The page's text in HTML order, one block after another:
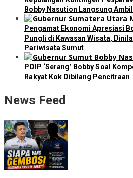
Bobby Nasution Langsung
Pengamat Ekonomi Apresiasi
Pungli di Kawasan Wisata,
Pariwisata Sumut
PDIP ‘Serang’ Bobby Soal
Rakyat Kok Dibilang Pencitraan
News Feed